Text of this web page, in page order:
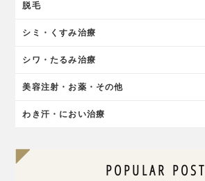
脱毛
シミ・くすみ治療
シワ・たるみ治療
美容注射・お薬・その他
わき汗・におい治療
POPULAR POST